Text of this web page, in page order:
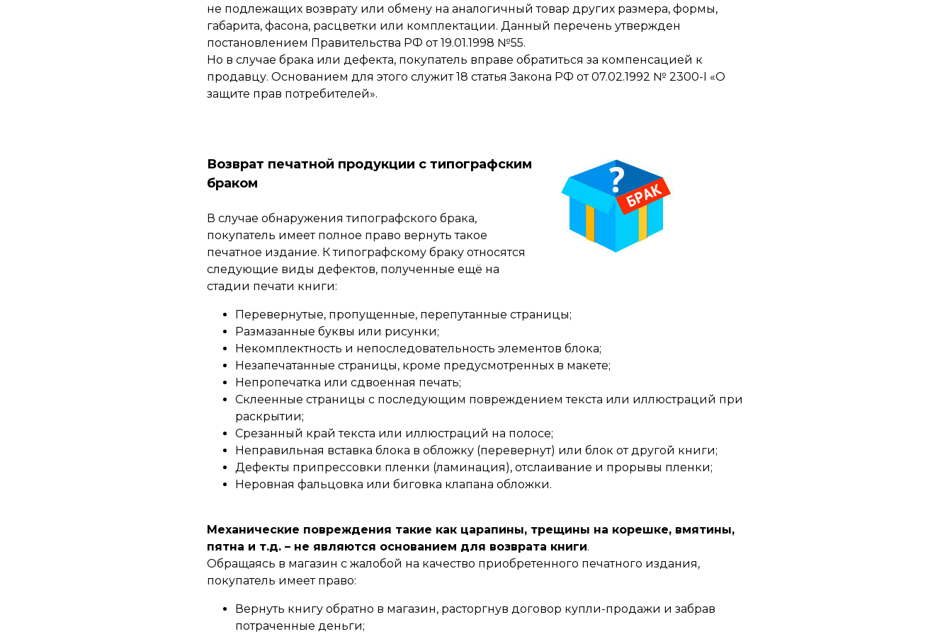
не подлежащих возврату или обмену на аналогичный товар других размера, формы,
габарита, фасона, расцветки или комплектации. Данный перечень утвержден
постановлением Правительства РФ от 19.01.1998 №55.
Но в случае брака или дефекта, покупатель вправе обратиться за компенсацией к
продавцу. Основанием для этого служит 18 статья Закона РФ от 07.02.1992 № 2300-I «О
защите прав потребителей».
Возврат печатной продукции с типографским
браком
В случае обнаружения типографского брака,
покупатель имеет полное право вернуть такое
печатное издание. К типографскому браку относятся
следующие виды дефектов, полученные ещё на
стадии печати книги:
Перевернутые, пропущенные, перепутанные страницы;
Размазанные буквы или рисунки;
Некомплектность и непоследовательность элементов блока;
Незапечатанные страницы, кроме предусмотренных в макете;
Непропечатка или сдвоенная печать;
Склеенные страницы с последующим повреждением текста или иллюстраций при
раскрытии;
Срезанный край текста или иллюстраций на полосе;
Неправильная вставка блока в обложку (перевернут) или блок от другой книги;
Дефекты припрессовки пленки (ламинация), отслаивание и прорывы пленки;
Неровная фальцовка или биговка клапана обложки.
Механические повреждения такие как царапины, трещины на корешке, вмятины,
пятна и т.д. – не являются основанием для возврата книги.
Обращаясь в магазин с жалобой на качество приобретенного печатного издания,
покупатель имеет право:
Вернуть книгу обратно в магазин, расторгнув договор купли-продажи и забрав
потраченные деньги;